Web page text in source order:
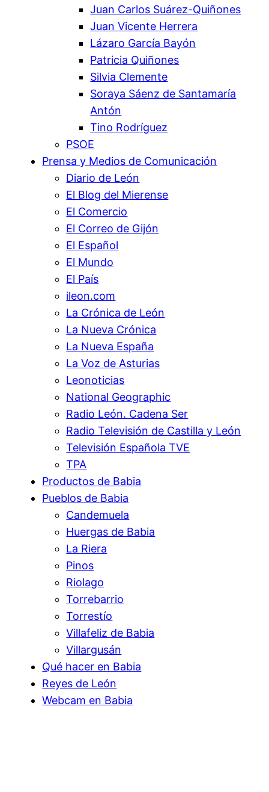
Juan Carlos Suárez-Quiñones
Juan Vicente Herrera
Lázaro García Bayón
Patricia Quiñones
Silvia Clemente
Soraya Sáenz de Santamaría
Antón
Tino Rodríguez
PSOE
Prensa y Medios de Comunicación
Diario de León
El Blog del Mierense
El Comercio
El Correo de Gijón
El Español
El Mundo
El País
ileon.com
La Crónica de León
La Nueva Crónica
La Nueva España
La Voz de Asturias
Leonoticias
National Geographic
Radio León. Cadena Ser
Radio Televisión de Castilla y León
Televisión Española TVE
TPA
Productos de Babia
Pueblos de Babia
Candemuela
Huergas de Babia
La Riera
Pinos
Riolago
Torrebarrio
Torrestío
Villafeliz de Babia
Villargusán
Qué hacer en Babia
Reyes de León
Webcam en Babia